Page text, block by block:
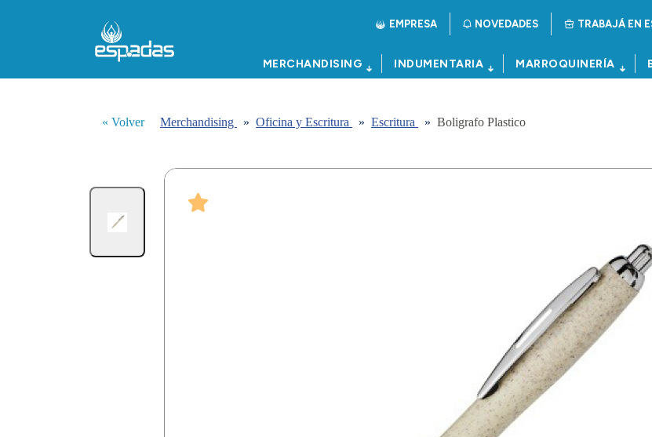
EMPRESA NOVEDADES TRABAJÁ EN
MERCHANDISING INDUMENTARIA MARROQUINERÍA
« Volver Merchandising » Oficina y Escritura » Escritura » Boligrafo Plastico